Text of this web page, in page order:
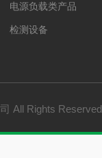
电源负载类产品
检测设备
司 All Rights